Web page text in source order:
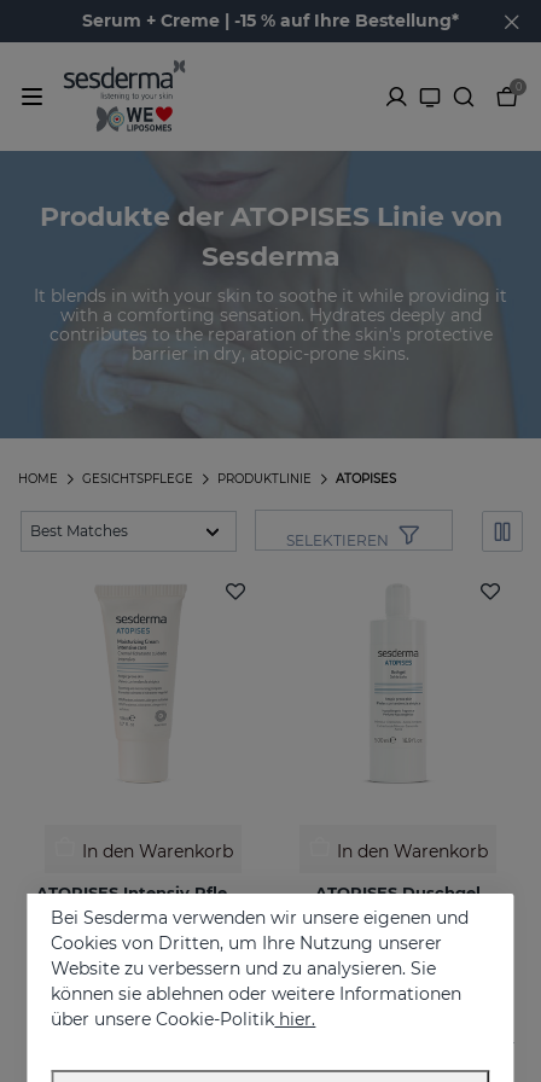
Serum + Creme | -15 % auf Ihre Bestellung*
0
Produkte der ATOPISES Linie von
Sesderma
It blends in with your skin to soothe it while providing it
with a comforting sensation. Hydrates deeply and
contributes to the reparation of the skin’s protective
barrier in dry, atopic-prone skins.
ATOPISES
PRODUKTLINIE
GESICHTSPFLEGE
HOME
SELEKTIEREN
In den Warenkorb
ATOPISES Intensiv Pflegende Feuchtigkeitscreme
Für zu Atopie neigende Haut
€ 26,95
In den Warenkorb
ATOPISES Duschgel
Für zu Atopie neigende Haut
€ 12,95
Bei Sesderma verwenden wir unsere eigenen und
Cookies von Dritten, um Ihre Nutzung unserer
Website zu verbessern und zu analysieren. Sie
können sie ablehnen oder weitere Informationen
über unsere Cookie-Politik hier.